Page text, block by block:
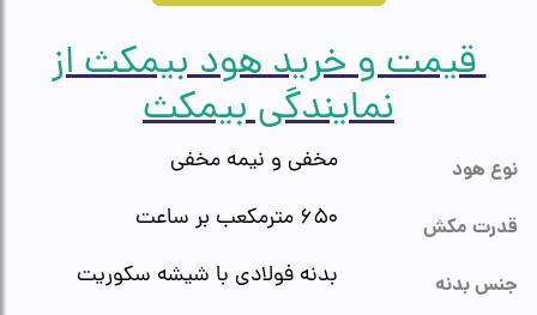
قیمت و خرید هود بیمکث از
نمایندگی بیمکث
نوع هود مخفی و نیمه مخفی
قدرت مکش ۶۵۰ مترمکعب بر ساعت
جنس بدنه بدنه فولادی با شیشه سکوریت